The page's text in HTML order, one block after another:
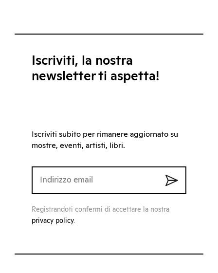
Iscriviti, la nostra
newsletter ti aspetta!
Iscriviti subito per rimanere aggiornato su
mostre, eventi, artisti, libri.
Registrandoti confermi di accettare la nostra
privacy policy.